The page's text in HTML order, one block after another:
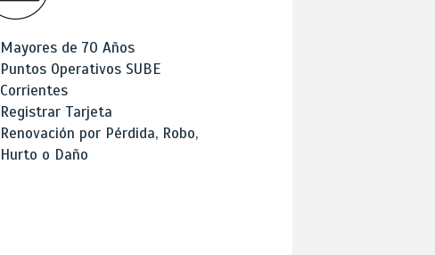
Mayores de 70 Años
Puntos Operativos SUBE
Corrientes
Registrar Tarjeta
Renovación por Pérdida, Robo,
Hurto o Daño